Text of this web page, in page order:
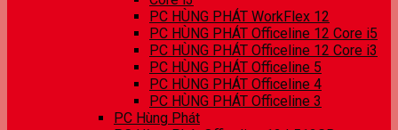
PC HÙNG PHÁT WorkFlex 12
PC HÙNG PHÁT Officeline 12 Core i5
PC HÙNG PHÁT Officeline 12 Core i3
PC HÙNG PHÁT Officeline 5
PC HÙNG PHÁT Officeline 4
PC HÙNG PHÁT Officeline 3
PC Hùng Phát